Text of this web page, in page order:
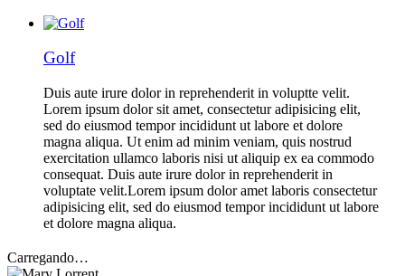
Golf
Duis aute irure dolor in reprehenderit in voluptte velit.
Lorem ipsum dolor sit amet, consectetur adipisicing elit,
sed do eiusmod tempor incididunt ut labore et dolore
magna aliqua. Ut enim ad minim veniam, quis nostrud
exercitation ullamco laboris nisi ut aliquip ex ea commodo
consequat. Duis aute irure dolor in reprehenderit in
voluptate velit.Lorem ipsum dolor amet laboris consectetur
adipisicing elit, sed do eiusmod tempor incididunt ut labore
et dolore magna aliqua.
Carregando…